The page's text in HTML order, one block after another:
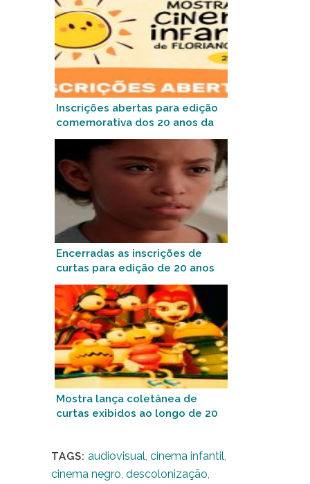
Inscrições abertas para edição
comemorativa dos 20 anos da
Mostra de Cinema Infantil de
Florianópolis
Encerradas as inscrições de
curtas para edição de 20 anos
da Mostra de Cinema Infantil
de Florianópolis
Mostra lança coletânea de
curtas exibidos ao longo de 20
TAGS: audiovisual cinema infantil
cinema negro descolonização